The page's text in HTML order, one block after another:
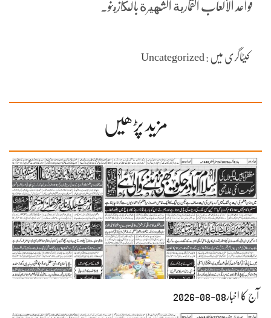
قواعد الألعاب القمارية الشهيرة بالكازينو.
کیٹاگری میں : Uncategorized
مزید پڑھیں
آج کا اخبار08-08-2026